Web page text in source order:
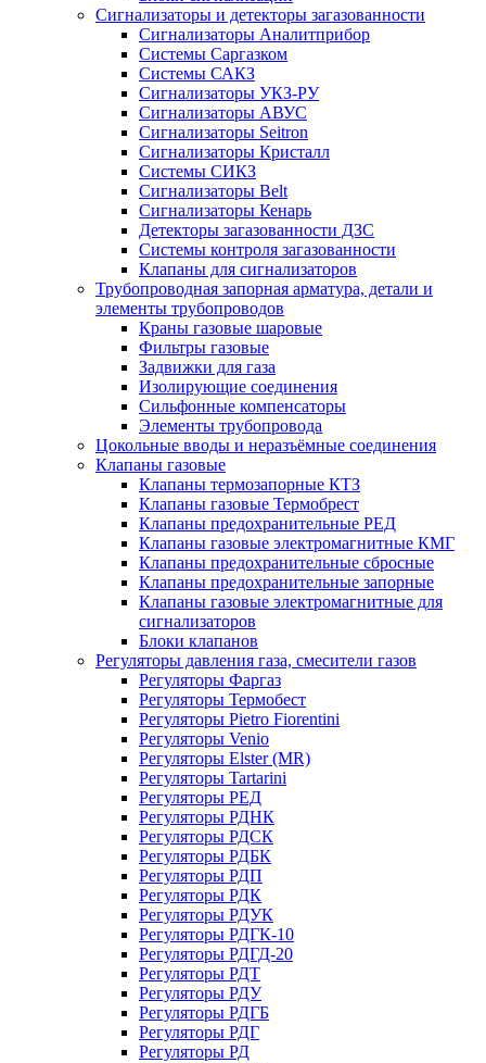
Сигнализаторы и детекторы загазованности
Сигнализаторы Аналитприбор
Системы Саргазком
Системы САКЗ
Сигнализаторы УКЗ-РУ
Сигнализаторы АВУС
Сигнализаторы Seitron
Сигнализаторы Кристалл
Системы СИКЗ
Сигнализаторы Belt
Сигнализаторы Кенарь
Детекторы загазованности ДЗС
Системы контроля загазованности
Клапаны для сигнализаторов
Трубопроводная запорная арматура, детали и
элементы трубопроводов
Краны газовые шаровые
Фильтры газовые
Задвижки для газа
Изолирующие соединения
Сильфонные компенсаторы
Элементы трубопровода
Цокольные вводы и неразъёмные соединения
Клапаны газовые
Клапаны термозапорные КТЗ
Клапаны газовые Термобрест
Клапаны предохранительные РЕД
Клапаны газовые электромагнитные КМГ
Клапаны предохранительные сбросные
Клапаны предохранительные запорные
Клапаны газовые электромагнитные для
сигнализаторов
Блоки клапанов
Регуляторы давления газа, смесители газов
Регуляторы Фаргаз
Регуляторы Термобест
Регуляторы Pietro Fiorentini
Регуляторы Venio
Регуляторы Elster (MR)
Регуляторы Tartarini
Регуляторы РЕД
Регуляторы РДНК
Регуляторы РДСК
Регуляторы РДБК
Регуляторы РДП
Регуляторы РДК
Регуляторы РДУК
Регуляторы РДГК-10
Регуляторы РДГД-20
Регуляторы РДТ
Регуляторы РДУ
Регуляторы РДГБ
Регуляторы РДГ
Регуляторы РД